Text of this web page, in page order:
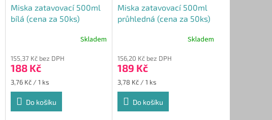
Miska zatavovací 500ml
bílá (cena za 50ks)
produktu
je
5,0
hvězdiček.
Skladem
155,37 Kč bez DPH
188 Kč
Měrná
cena:
3,76 Kč / 1 ks
Do košíku
Miska zatavovací 500ml
průhledná (cena za 50ks)
Skladem
156,20 Kč bez DPH
189 Kč
Měrná
cena:
3,78 Kč / 1 ks
Do košíku